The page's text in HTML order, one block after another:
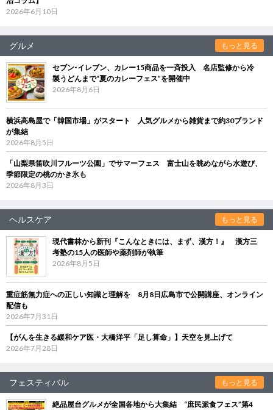
2026年6月10日
グルメ もっと見る
セブン‐イレブン、カレー15商品を一斉投入 名店監修から冷
製うどんまで“夏のカレーフェス”を開催中
2026年8月6日
横浜高島屋で「韓国市場」がスタート 人気グルメから雑貨まで約30ブランド
が集結
2026年8月5日
「山梨県笛吹川フルーツ公園」でサマーフェス 富士山を眺めながら水遊び、
季節限定の桃のかき氷も
2026年8月3日
ヘルスケア もっと見る
現代書林から新刊『こんなときには、まず、漢方！』 漢方三
考塾の15人の医師や薬剤師が執筆
2026年8月5日
重症筋無力症への正しい知識と理解を 8月8日広島市で公開講座、オンライン
配信も
2026年7月31日
【がんを生きる緩和ケア医・大橋洋平「足し算命」】天空を見上げて
2026年7月28日
フェスティバル もっと見る
絶品屋台グルメが全国各地から大集結 “庶民派食フェス”第4